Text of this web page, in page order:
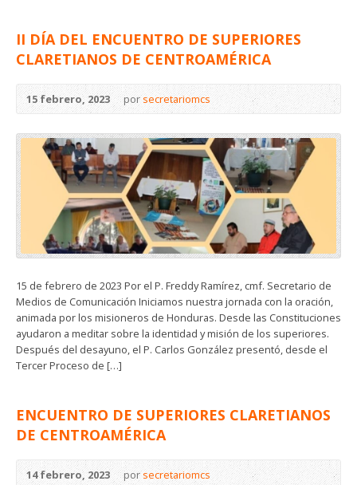
II DÍA DEL ENCUENTRO DE SUPERIORES
CLARETIANOS DE CENTROAMÉRICA
15 febrero, 2023 porsecretariomcs
15 de febrero de 2023 Por el P. Freddy Ramírez, cmf. Secretario de
Medios de Comunicación Iniciamos nuestra jornada con la oración,
animada por los misioneros de Honduras. Desde las Constituciones
ayudaron a meditar sobre la identidad y misión de los superiores.
Después del desayuno, el P. Carlos González presentó, desde el
Tercer Proceso de […]
ENCUENTRO DE SUPERIORES CLARETIANOS
DE CENTROAMÉRICA
14 febrero, 2023 porsecretariomcs